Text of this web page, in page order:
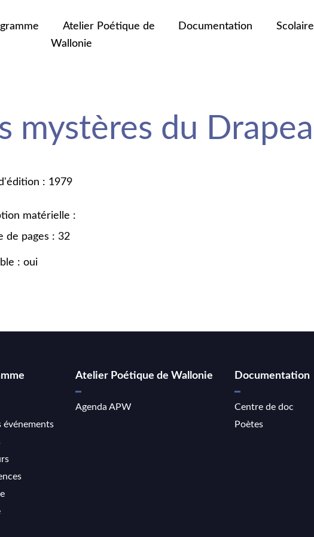
Atelier Poétique de
Wallonie
Documentation Scolaire
mystères du
: 1979
matérielle :
de pages : 32
: oui
événements
Atelier Poétique de Wallonie
Agenda APW
Documentation
Centre de doc
Poètes